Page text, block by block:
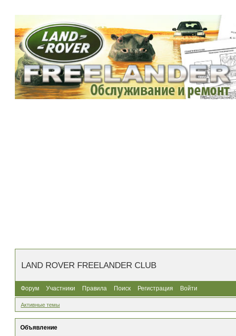
LAND ROVER FREELANDER CLUB
Форум Участники Правила Поиск Регистрация Войти
Активные темы
Объявление